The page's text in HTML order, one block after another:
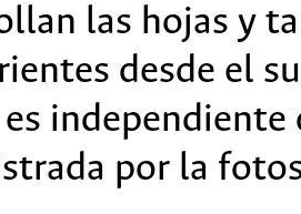
las hojas y
desde el
independiente
por la